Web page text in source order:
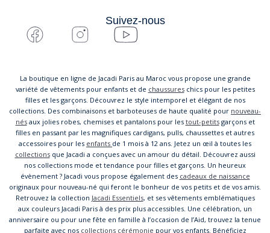
Suivez-nous
La boutique en ligne de Jacadi Paris au Maroc vous propose une grande
variété de vêtements pour enfants et de chaussureschics pour les petites
filles et les garçons. Découvrez le style intemporel et élégant de nos
collections. Des combinaisons et barboteuses de haute qualité pour nouveau-
nésaux jolies robes, chemises et pantalons pour les tout-petitsgarçons et
filles en passant par les magnifiques cardigans, pulls, chaussettes et autres
accessoires pour les enfants de 1 mois à 12 ans. Jetez un œil à toutes les
collectionsque Jacadi a conçues avec un amour du détail. Découvrez aussi
nos collections mode et tendance pour filles et garçons. Un heureux
évènement ? Jacadi vous propose également des cadeaux de naissance
originaux pour nouveau-né qui feront le bonheur de vos petits et de vos amis.
Retrouvez la collection Jacadi Essentiels, et ses vêtements emblématiques
aux couleurs Jacadi Paris à des prix plus accessibles. Une célébration, un
anniversaire ou pour une fête en famille à l’occasion de l’Aid, trouvez la tenue
parfaite avec nos collections cérémonie pour vos enfants. Bénéficiez